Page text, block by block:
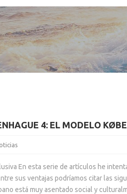
4: EL MODELO
En esta serie de artículos he
sus ventajas podríamos citar las
está muy asentado social y